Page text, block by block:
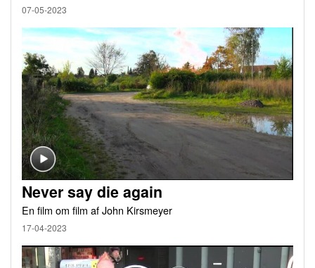
07-05-2023
Never say die again
En film om film af John Kirsmeyer
17-04-2023